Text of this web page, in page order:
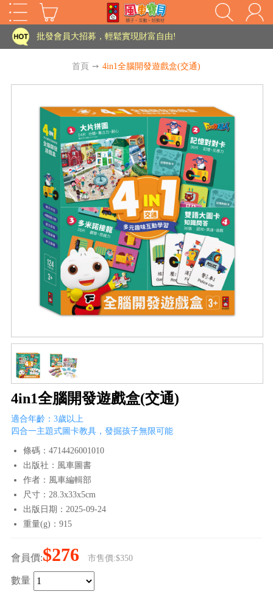
HOT
家長樂了!「風車書版集團暨FOOD超人企業總部」目前正興建中!
批發會員大招募，輕鬆實現財富自由!
老師您好!!幼教會員火熱招募中~
海外購物免煩惱！點我查看『海外購物流程說明』
批發會員大招募，輕鬆實現財富自由!
老師您好!!幼教會員火熱招募中~
海外購物免煩惱！點我查看『海外購物流程說明』
首頁 ➙ 4in1全腦開發遊戲盒(交通)
4in1全腦開發遊戲盒(交通)
適合年齡：3歲以上
四合一主題式圖卡教具，發掘孩子無限可能
條碼：4714426001010
出版社：風車圖書
作者：風車編輯部
尺寸：28.3x33x5cm
出版日期：2025-09-24
重量(g)：915
會員價:$276 市售價:$350
數量